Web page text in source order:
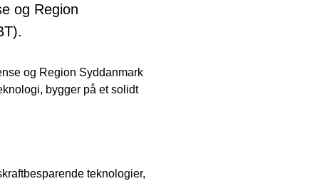
og Region
og Region Syddanmark
bygger på et solidt
teknologier,